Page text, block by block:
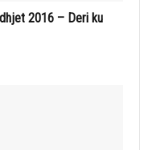
2016 – Deri ku